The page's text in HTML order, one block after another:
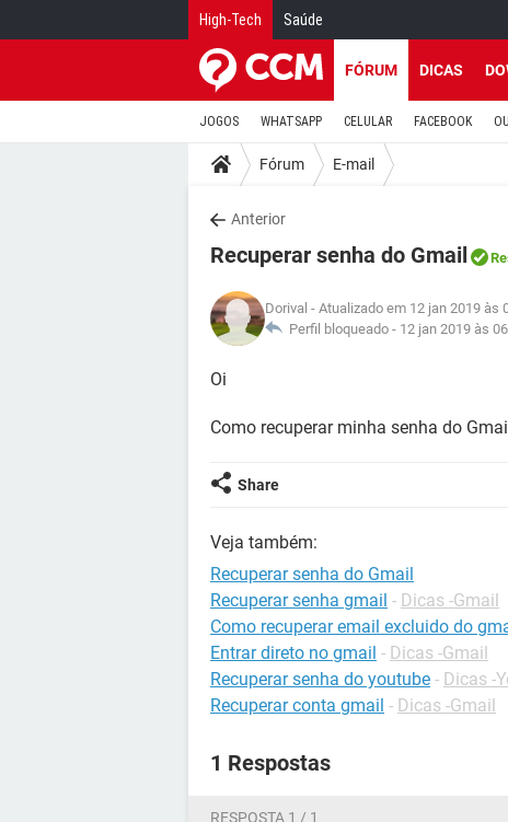
High-Tech Saúde
FÓRUM DICAS
JOGOS WHATSAPP CELULAR FACEBOOK
Fórum E-mail
Anterior
Recuperar senha do Gmail
Dorival - Atualizado em 12 jan 2019 às
Perfil bloqueado - 12 jan 2019 às
Oi
Como recuperar minha senha do
Share
Veja também:
Recuperar senha do Gmail
Recuperar senha gmail - Dicas -Gmail
Como recuperar email excluido do
Entrar direto no gmail - Dicas -Gmail
Recuperar senha do youtube - Dicas -
Recuperar conta gmail - Dicas -Gmail
1 Respostas
RESPOSTA 1 / 1